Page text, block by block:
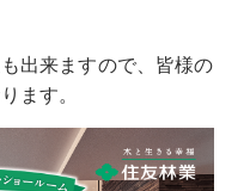
出来ますので、皆様の
ます。